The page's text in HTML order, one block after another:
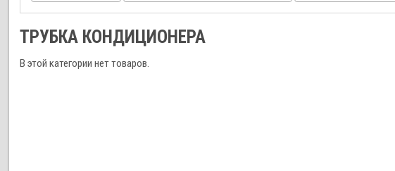
ТРУБКА КОНДИЦИОНЕРА
В этой категории нет товаров.